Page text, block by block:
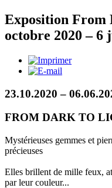
Exposition From
octobre 2020 – 6
23.10.2020 –
FROM DARK TO
Mystérieuses gemmes et
précieuses
Elles brillent de mille feux,
par leur couleur...